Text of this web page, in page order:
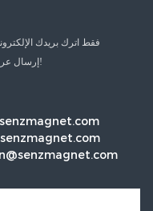
فقط اترك بريدك
إرسال عرض أسعار مجاني لنا لمجموعة واسعة من التصاميم!